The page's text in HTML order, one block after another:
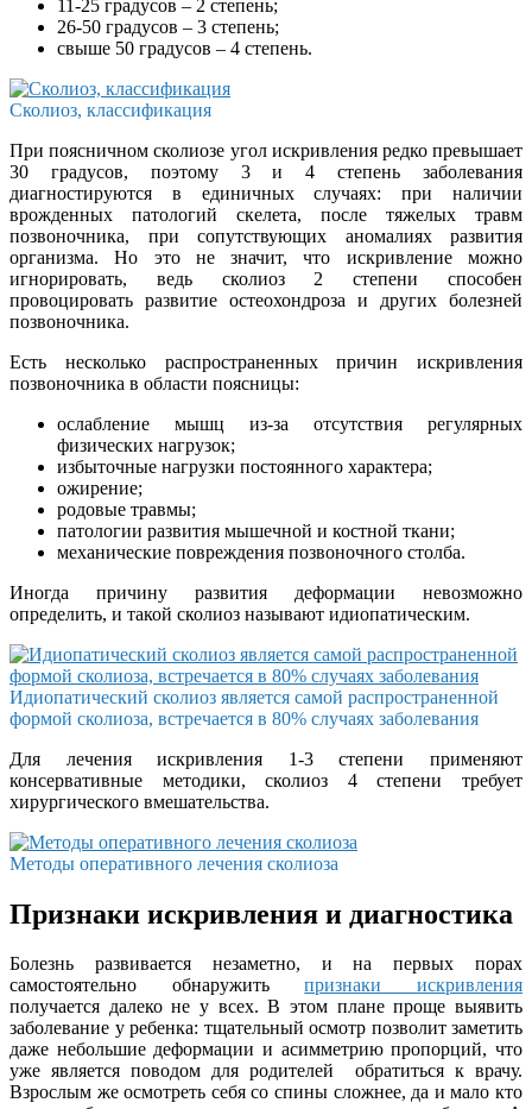
11-25 градусов – 2 степень;
26-50 градусов – 3 степень;
свыше 50 градусов – 4 степень.
Сколиоз, классификация
При поясничном сколиозе угол искривления редко превышает
30 градусов, поэтому 3 и 4 степень заболевания
диагностируются в единичных случаях: при наличии
врожденных патологий скелета, после тяжелых травм
позвоночника, при сопутствующих аномалиях развития
организма. Но это не значит, что искривление можно
игнорировать, ведь сколиоз 2 степени способен
провоцировать развитие остеохондроза и других болезней
позвоночника.
Есть несколько распространенных причин искривления
позвоночника в области поясницы:
ослабление мышц из-за отсутствия регулярных
физических нагрузок;
избыточные нагрузки постоянного характера;
ожирение;
родовые травмы;
патологии развития мышечной и костной ткани;
механические повреждения позвоночного столба.
Иногда причину развития деформации невозможно
определить, и такой сколиоз называют идиопатическим.
Идиопатический сколиоз является самой распространенной
формой сколиоза, встречается в 80% случаях заболевания
Для лечения искривления 1-3 степени применяют
консервативные методики, сколиоз 4 степени требует
хирургического вмешательства.
Методы оперативного лечения сколиоза
Признаки искривления и диагностика
Болезнь развивается незаметно, и на первых порах
самостоятельно обнаружитьпризнаки искривления
получается далеко не у всех. В этом плане проще выявить
заболевание у ребенка: тщательный осмотр позволит заметить
даже небольшие деформации и асимметрию пропорций, что
уже является поводом для родителей обратиться к врачу.
Взрослым же осмотреть себя со спины сложнее, да и мало кто